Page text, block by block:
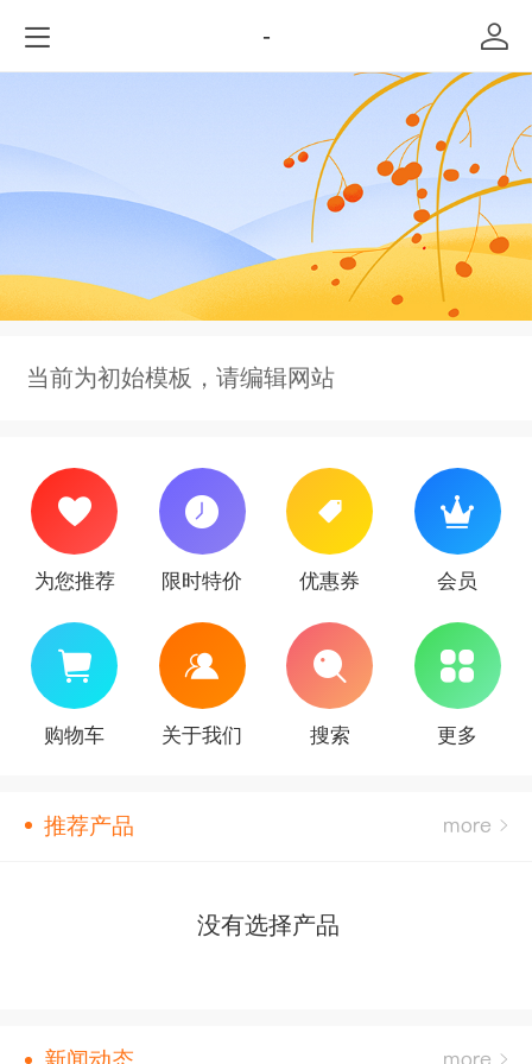
-
当前为初始模板，请编辑网站
为您推荐 限时特价 优惠券 会员
购物车 关于我们 搜索 更多
推荐产品
没有选择产品